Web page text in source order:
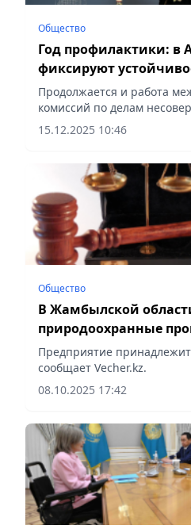
Общество
Год профилактики: в
фиксируют
преступлений среди
несовершеннолетних
Продолжается и работа
комиссий по делам
защите их прав, сообщает
15.12.2025 10:46
Общество
В Жамбылской
природоохранные
права иностранного
Предприятие
сообщает Vecher.kz.
08.10.2025 17:42